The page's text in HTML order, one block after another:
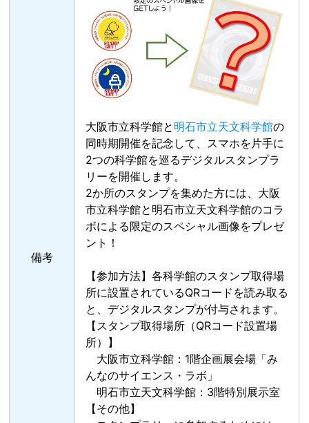
備考
大阪市立科学館と 明石市立天文科学館の
同時期開催を記念して、スマホを片手に
2つの科学館を巡るデジタルスタンプラ
リーを開催します。
2か所のスタンプを集めた方には、大阪
市立科学館と明石市立天文科学館のコラ
ボによる限定のスペシャル画像をプレゼ
ント！
【参加方法】各科学館のスタンプ取得場
所に設置されているQRコードを読み取る
と、デジタルスタンプが付与されます。
【スタンプ取得場所（QRコード設置場
所）】
大阪市立科学館：1階企画展会場「み
んなのサイエンス・ラボ」
明石市立天文科学館：3階特別展示室
【その他】